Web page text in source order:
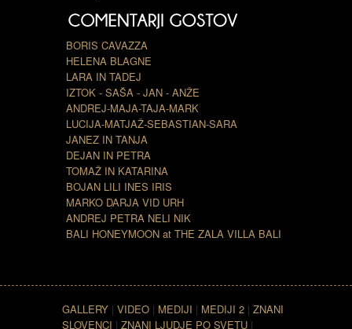
BORIS CAVAZZA
HELENA BLAGNE
LARA IN TADEJ
IZTOK - SAŠA - JAN - ANŽE
ANDREJ-MAJA-TAJA-MARK
LUCIJA-MATJAŽ-SEBASTIAN-SARA
JANEZ IN TANJA
DEJAN IN PETRA
TOMAŽ IN KATARINA
BOJAN LILI INES IRIS
MARKO DARJA VID URH
ANDREJ PETRA NELI NIK
BALI HONEYMOON at THE ZALA VILLA BALI
GALLERY | VIDEO | MEDIJI | MEDIJI 2 | ZNANI
SLOVENCI | ZNANI LJUDJE PO SVETU |